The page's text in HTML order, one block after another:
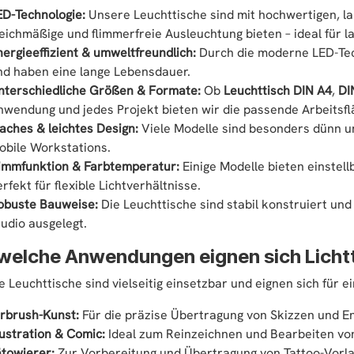
Technologie: Unsere Leuchttische sind mit hochwertigen,
und flimmerfreie Ausleuchtung bieten – ideal für
& umweltfreundlich: Durch die moderne LED-
haben eine lange Lebensdauer.
Größen & Formate:Ob Leuchttisch DIN A4,
und jedes Projekt bieten wir die passende
& leichtes Design:Viele Modelle sind besonders dünn
Workstations.
& Farbtemperatur: Einige Modelle bieten
für flexible Lichtverhältnisse.
Bauweise: Die Leuchttische sind stabil konstruiert
ausgelegt.
Anwendungen eignen sich
Leuchttische sind vielseitig einsetzbar und eignen sich für
Kunst: Für die präzise Übertragung von Skizzen und
& Comic: Ideal zum Reinzeichnen und Bearbeiten